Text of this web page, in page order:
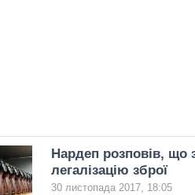
Нардеп розповів, що
легалізацію зброї
30 листопада 2017, 18:05